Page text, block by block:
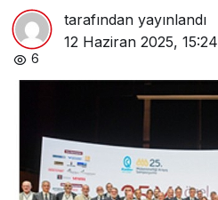
tarafından yayınlandı
12 Haziran 2025, 15:24
6